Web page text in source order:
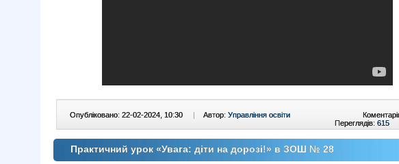
Опубліковано: 22-02-2024, 10:30 | Автор: Управління освіти
Переглядів: 615
Практичний урок «Увага: діти на дорозі!» в ЗОШ № 28